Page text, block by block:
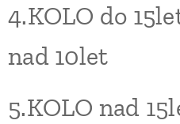
4.KOLO do
nad 10let
5.KOLO nad